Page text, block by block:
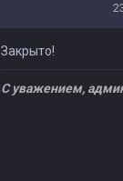
Закрыто!
С уважением,